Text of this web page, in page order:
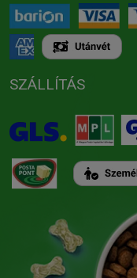
SZÁLLÍTÁS